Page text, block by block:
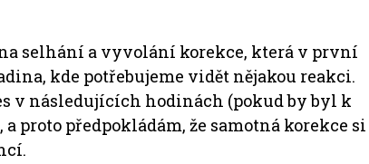
selhání a vyvolání korekce, která v první
kde potřebujeme vidět nějakou reakci.
v následujících hodinách (pokud by byl k
předpokládám, že samotná korekce si